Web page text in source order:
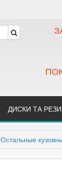
ДИСКИ ТА
Остальные